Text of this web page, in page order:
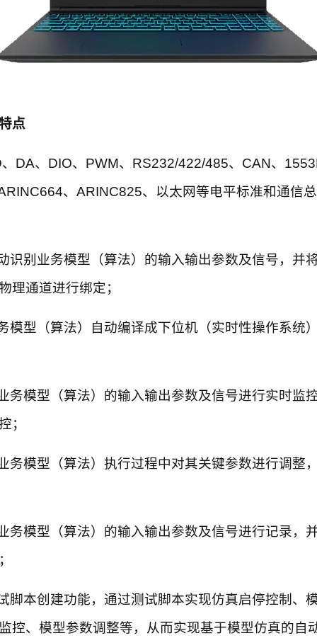
点
、DIO、PWM、RS232/422/485、CAN、
、ARINC825、以太网等电平标准和通信
业务模型（算法）的输入输出参数及信号，并
理通道进行绑定；
（算法）自动编译成下位机（实时性操作系统
型（算法）的输入输出参数及信号进行实时监
；
型（算法）执行过程中对其关键参数进行调整
型（算法）的输入输出参数及信号进行记录，
创建功能，通过测试脚本实现仿真启停控制、
控、模型参数调整等，从而实现基于模型仿真的自